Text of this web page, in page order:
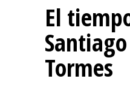
El
Tormes